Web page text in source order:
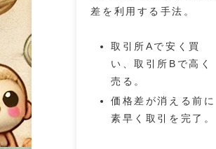
差を利用する手法。
取引所Aで安く買
い、取引所Bで高く
売る。
価格差が消える前に
素早く取引を完了。